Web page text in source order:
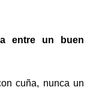
entre un buen
cuña, nunca un